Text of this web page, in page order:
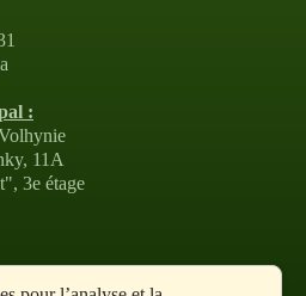
:
11A
3e étage